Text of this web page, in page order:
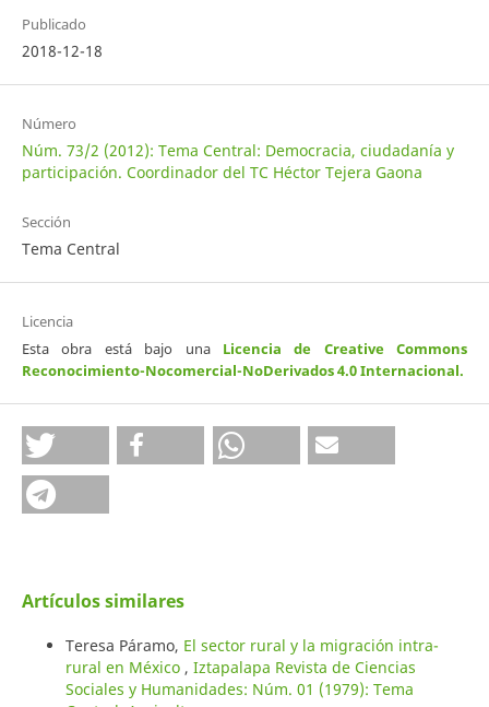
Publicado
2018-12-18
Número
Núm. 73/2 (2012): Tema Central: Democracia, ciudadanía y
participación. Coordinador del TC Héctor Tejera Gaona
Sección
Tema Central
Licencia
Esta obra está bajo una Licencia de Creative Commons
Reconocimiento-Nocomercial-NoDerivados 4.0 Internacional.
Artículos similares
Teresa Páramo, El sector rural y la migración intra-
rural en México , Iztapalapa Revista de Ciencias
Sociales y Humanidades: Núm. 01 (1979): Tema